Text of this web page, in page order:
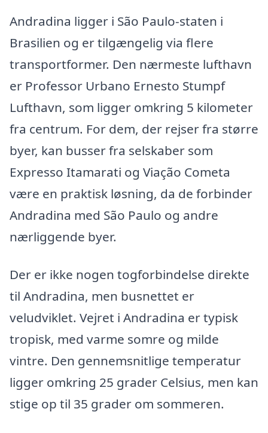
Andradina ligger i São Paulo-staten i
Brasilien og er tilgængelig via flere
transportformer. Den nærmeste lufthavn
er Professor Urbano Ernesto Stumpf
Lufthavn, som ligger omkring 5 kilometer
fra centrum. For dem, der rejser fra større
byer, kan busser fra selskaber som
Expresso Itamarati og Viação Cometa
være en praktisk løsning, da de forbinder
Andradina med São Paulo og andre
nærliggende byer.
Der er ikke nogen togforbindelse direkte
til Andradina, men busnettet er
veludviklet. Vejret i Andradina er typisk
tropisk, med varme somre og milde
vintre. Den gennemsnitlige temperatur
ligger omkring 25 grader Celsius, men kan
stige op til 35 grader om sommeren.